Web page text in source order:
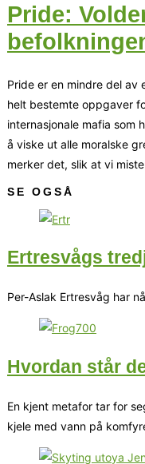
Pride:
Pride er en mindre del av
helt bestemte oppgaver
internasjonale mafia som
å viske ut alle moralske
merker det, slik at vi
SE OGSÅ
Ertresvågs
Per-Aslak Ertresvåg har
Hvordan står
En kjent metafor tar for
kjele med vann på